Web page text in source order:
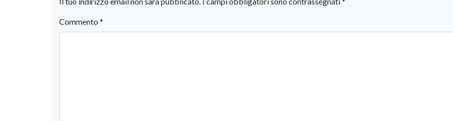
Commento *